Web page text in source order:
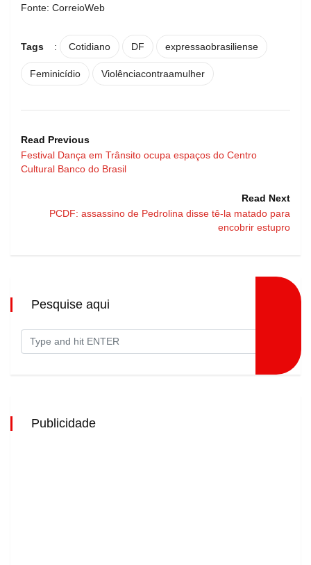
Fonte: CorreioWeb
Tags : Cotidiano DF expressaobrasiliense
Feminicídio Violênciacontraamulher
Read Previous
Festival Dança em Trânsito ocupa espaços do Centro
Cultural Banco do Brasil
Read Next
PCDF: assassino de Pedrolina disse tê-la matado para
encobrir estupro
Pesquise aqui
Publicidade